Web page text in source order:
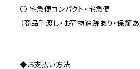
〇 宅急便コンパクト・宅急便
（商品手渡し・お荷物追跡あり・保証あ
◆お支払い方法